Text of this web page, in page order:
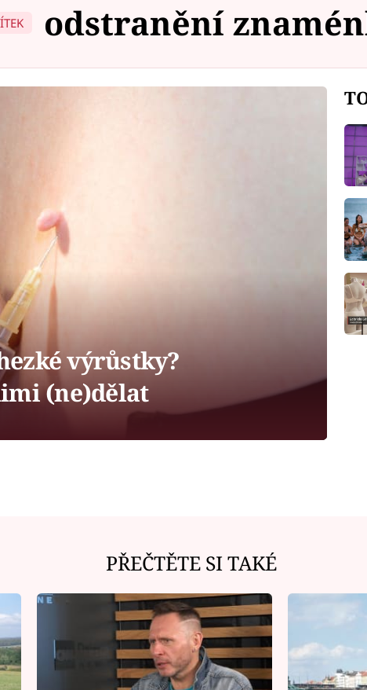
odstranění
výrůstky?
(ne)dělat
PŘEČTĚTE SI TAKÉ